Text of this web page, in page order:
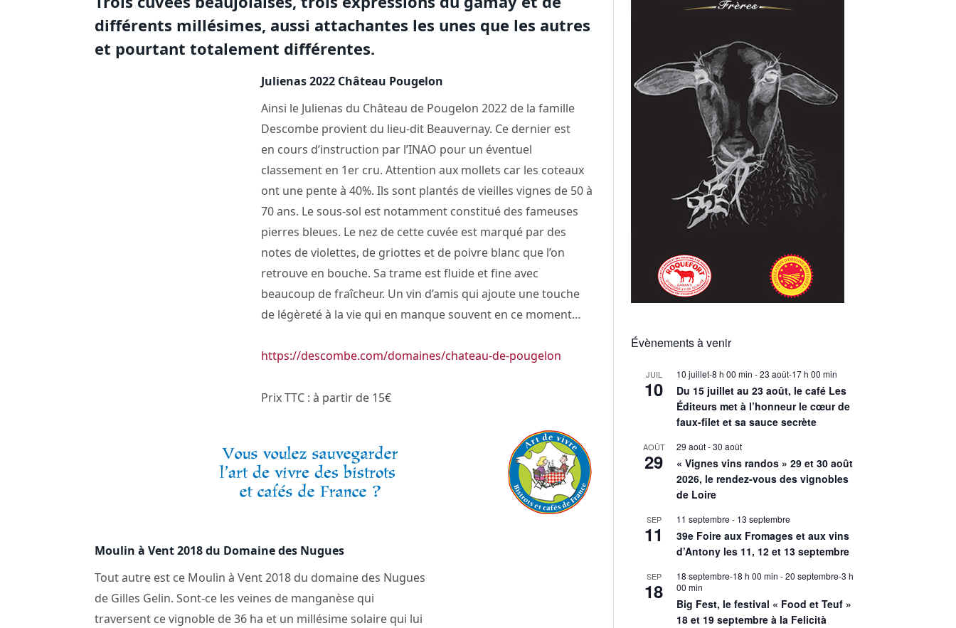
différents millésimes, aussi attachantes les unes que les autres
et pourtant totalement différentes.
Julienas 2022 Château Pougelon
Ainsi le Julienas du Château de Pougelon 2022 de la famille
Descombe provient du lieu-dit Beauvernay. Ce dernier est
en cours d’instruction par l’INAO pour un éventuel
classement en 1er cru. Attention aux mollets car les coteaux
ont une pente à 40%. Ils sont plantés de vieilles vignes de 50 à
70 ans. Le sous-sol est notamment constitué des fameuses
pierres bleues. Le nez de cette cuvée est marqué par des
notes de violettes, de griottes et de poivre blanc que l’on
retrouve en bouche. Sa trame est fluide et fine avec
beaucoup de fraîcheur. Un vin d’amis qui ajoute une touche
de légèreté à la vie qui en manque souvent en ce moment…
https://descombe.com/domaines/chateau-de-pougelon
Prix TTC : à partir de 15€
Moulin à Vent 2018 du Domaine des Nugues
Tout autre est ce Moulin à Vent 2018 du domaine des Nugues
de Gilles Gelin. Sont-ce les veines de manganèse qui
traversent ce vignoble de 36 ha et un millésime solaire qui lui
Évènements à venir
JUIL
10
10 juillet-8 h 00 min -23 août-17 h 00 min
Du 15 juillet au 23 août, le café Les
Éditeurs met à l’honneur le cœur de
faux-filet et sa sauce secrète
AOÛT
29
29 août-30 août
« Vignes vins randos » 29 et 30 août
2026, le rendez-vous des vignobles
de Loire
SEP
11
11 septembre - 13 septembre
39e Foire aux Fromages et aux vins
d’Antony les 11, 12 et 13 septembre
SEP
18
18 septembre-18 h 00 min -20 septembre-3 h
00 min
Big Fest, le festival « Food et Teuf »
18 et 19 septembre à la Felicità